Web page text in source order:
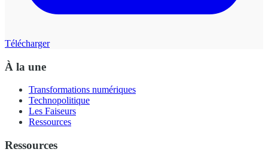
Télécharger
À la une
Transformations numériques
Technopolitique
Les Faiseurs
Ressources
Ressources